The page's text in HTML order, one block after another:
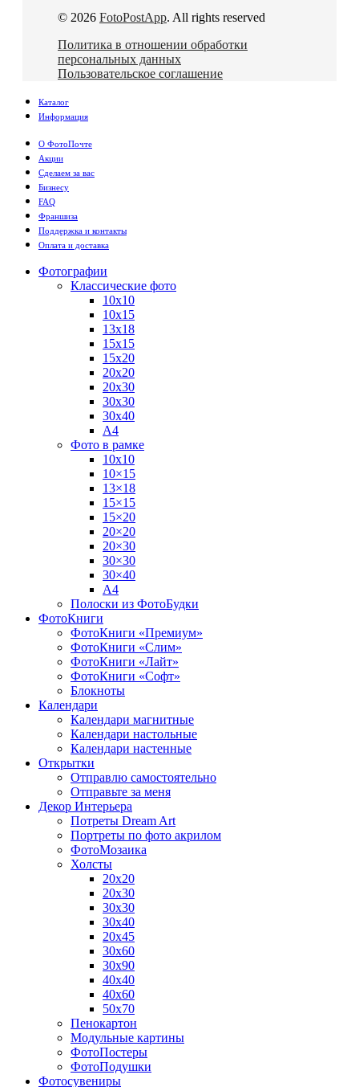
© 2026 FotoPostApp. All rights reserved
Политика в отношении обработки
персональных данных
Пользовательское соглашение
Каталог
Информация
О ФотоПочте
Акции
Сделаем за вас
Бизнесу
FAQ
Франшиза
Поддержка и контакты
Оплата и доставка
Фотографии
Классические фото
10х10
10х15
13х18
15х15
15х20
20х20
20х30
30х30
30х40
А4
Фото в рамке
10х10
10×15
13×18
15×15
15×20
20×20
20×30
30×30
30×40
A4
Полоски из ФотоБудки
ФотоКниги
ФотоКниги «Премиум»
ФотоКниги «Слим»
ФотоКниги «Лайт»
ФотоКниги «Софт»
Блокноты
Календари
Календари магнитные
Календари настольные
Календари настенные
Открытки
Отправлю самостоятельно
Отправьте за меня
Декор Интерьера
Потреты Dream Art
Портреты по фото акрилом
ФотоМозаика
Холсты
20х20
20х30
30х30
30х40
20х45
30х60
30х90
40х40
40х60
50х70
Пенокартон
Модульные картины
ФотоПостеры
ФотоПодушки
Фотоcувениры